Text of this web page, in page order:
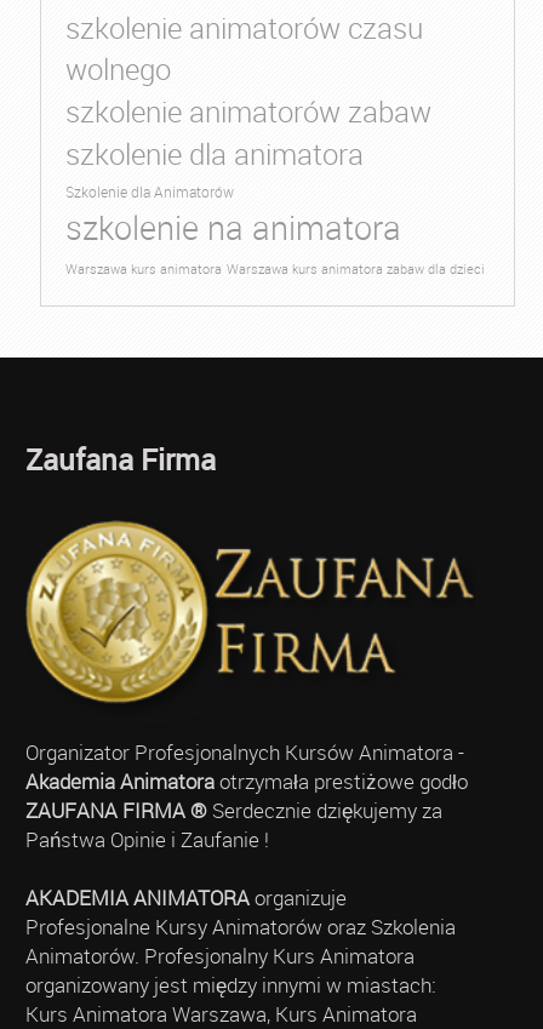
szkolenie animatorów czasu
wolnego
szkolenie animatorów zabaw
szkolenie dla animatora
Szkolenie dla Animatorów
szkolenie na animatora
Warszawa kurs animatora Warszawa kurs animatora zabaw dla dzieci
Zaufana Firma
Organizator Profesjonalnych Kursów Animatora -
Akademia Animatoraotrzymała prestiżowe godło
ZAUFANA FIRMA ®Serdecznie dziękujemy za
Państwa Opinie i Zaufanie !
AKADEMIA ANIMATORAorganizuje
Profesjonalne Kursy Animatorów oraz Szkolenia
Animatorów. Profesjonalny Kurs Animatora
organizowany jest między innymi w miastach:
Kurs Animatora Warszawa, Kurs Animatora